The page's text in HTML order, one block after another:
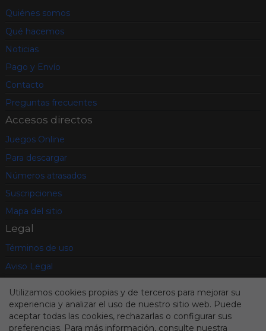
Quiénes somos
Qué hacemos
Noticias
Pago y Envío
Contacto
Preguntas frecuentes
Accesos directos
Juegos Online
Para descargar
Números atrasados
Suscripciones
Mapa del sitio
Legal
Términos de uso
Aviso Legal
Condiciones contratación
Cookies
Utilizamos cookies propias y de terceros para mejorar su
experiencia y analizar el uso de nuestro sitio web. Puede
aceptar todas las cookies, rechazarlas o configurar sus
preferencias. Para más información, consulte nuestra